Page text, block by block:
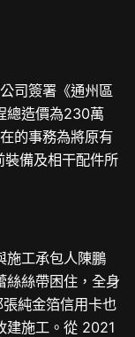
司簽署《通州區
總造價為230萬
的事務為將原有
備及相干配件所
工承包人陳鵬
絲絲帶困住，全身
張純金箔信用卡也
建施工。從 2021